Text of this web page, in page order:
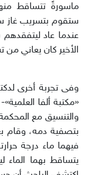
ماسورةً تتساقط
الأخير كان يعاني
وفى تجربة أخرى
«مكتبة ألفا
والتنسيق مع
بتصفية دمه،
فيهما ماء درجة
يتساقط بهما